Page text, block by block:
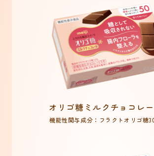
オリゴ糖ミルクチョコレ
機能性関与成分：フラクトオリゴ糖